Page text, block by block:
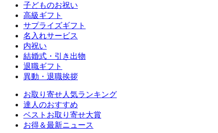
子どものお祝い
高級ギフト
サプライズギフト
名入れサービス
内祝い
結婚式・引き出物
退職ギフト
異動・退職挨拶
お取り寄せ人気ランキング
達人のおすすめ
ベストお取り寄せ大賞
お得＆最新ニュース